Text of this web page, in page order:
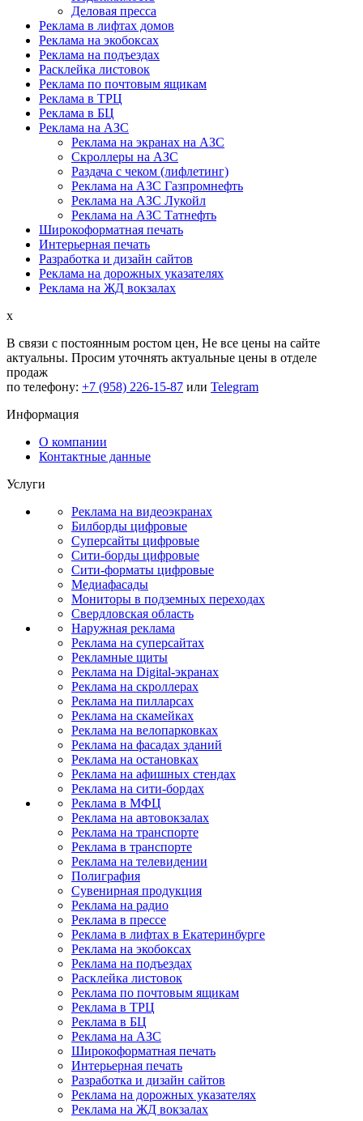
Деловая пресса
Реклама в лифтах домов
Реклама на экобоксах
Реклама на подъездах
Расклейка листовок
Реклама по почтовым ящикам
Реклама в ТРЦ
Реклама в БЦ
Реклама на АЗС
Реклама на экранах на АЗС
Скроллеры на АЗС
Раздача с чеком (лифлетинг)
Реклама на АЗС Газпромнефть
Реклама на АЗС Лукойл
Реклама на АЗС Татнефть
Широкоформатная печать
Интерьерная печать
Разработка и дизайн сайтов
Реклама на дорожных указателях
Реклама на ЖД вокзалах
x
В связи с постоянным ростом цен, Не все цены на сайте
актуальны. Просим уточнять актуальные цены в отделе
продаж
по телефону: +7 (958) 226-15-87 или Telegram
Информация
О компании
Контактные данные
Услуги
Реклама на видеоэкранах
Билборды цифровые
Суперсайты цифровые
Сити-борды цифровые
Сити-форматы цифровые
Медиафасады
Мониторы в подземных переходах
Свердловская область
Наружная реклама
Реклама на суперсайтах
Рекламные щиты
Реклама на Digital-экранах
Реклама на скроллерах
Реклама на пилларсах
Реклама на скамейках
Реклама на велопарковках
Реклама на фасадах зданий
Реклама на остановках
Реклама на афишных стендах
Реклама на сити-бордах
Реклама в МФЦ
Реклама на автовокзалах
Реклама на транспорте
Реклама в транспорте
Реклама на телевидении
Полиграфия
Сувенирная продукция
Реклама на радио
Реклама в прессе
Реклама в лифтах в Екатеринбурге
Реклама на экобоксах
Реклама на подъездах
Расклейка листовок
Реклама по почтовым ящикам
Реклама в ТРЦ
Реклама в БЦ
Реклама на АЗС
Широкоформатная печать
Интерьерная печать
Разработка и дизайн сайтов
Реклама на дорожных указателях
Реклама на ЖД вокзалах